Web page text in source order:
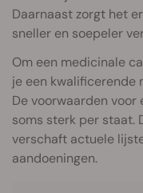
Daarnaast zorgt het
sneller en soepeler
Om een medicinale
je een kwalificerende
De voorwaarden
soms sterk per staat.
verschaft actuele
aandoeningen.